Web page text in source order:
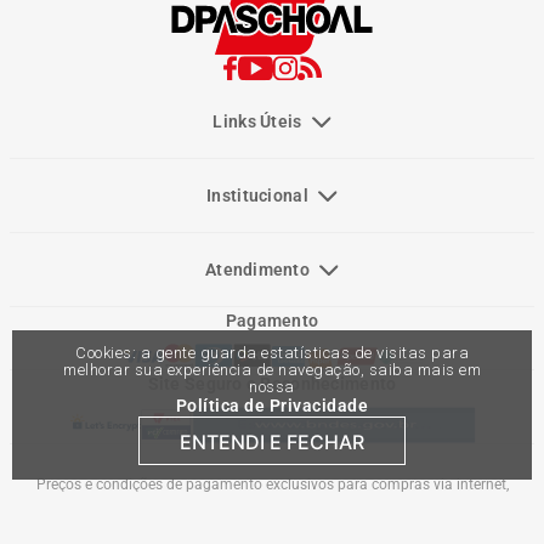
Cookies: a gente guarda estatísticas de visitas para
melhorar sua experiência de navegação, saiba mais em
nossa
Política de Privacidade
ENTENDI E FECHAR
Links Úteis
Institucional
Atendimento
Pagamento
Site Seguro e Reconhecimento
Preços e condições de pagamento exclusivos para compras via internet,